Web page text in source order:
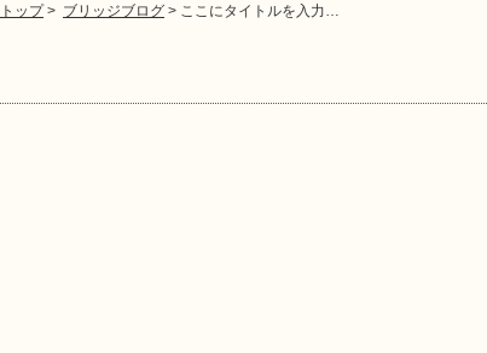
ップ> ブリッジブログ > ここにタイトルを入力…